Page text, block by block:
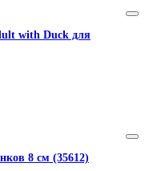
with Duck для
8 см (35612)